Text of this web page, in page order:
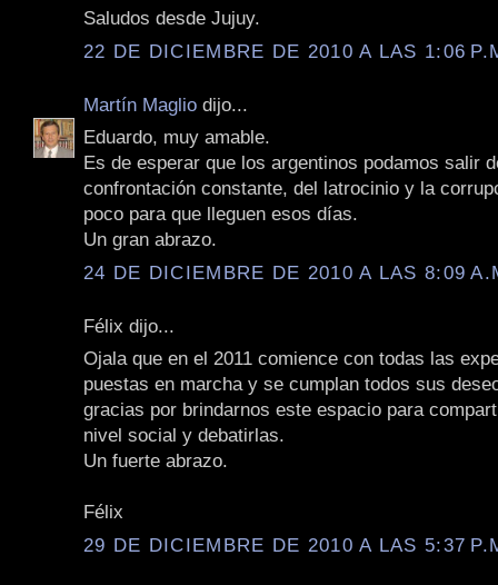
Saludos desde Jujuy.
22 DE DICIEMBRE DE 2010 A LAS 1:06
Martín Maglio dijo...
Eduardo, muy amable.
Es de esperar que los argentinos podamos salir
confrontación constante, del latrocinio y la
poco para que lleguen esos días.
Un gran abrazo.
24 DE DICIEMBRE DE 2010 A LAS 8:09
Félix dijo...
Ojala que en el 2011 comience con todas las
puestas en marcha y se cumplan todos sus
gracias por brindarnos este espacio para
nivel social y debatirlas.
Un fuerte abrazo.
Félix
29 DE DICIEMBRE DE 2010 A LAS 5:37